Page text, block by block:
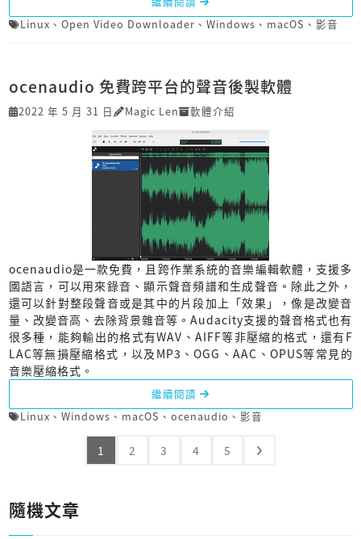
Linux 、 Open Video Downloader 、 Windows 、 macOS 、 影音
ocenaudio 免費跨平台的聲音後製軟體
2022 年 5 月 31 日 Magic Len 軟體介紹
ocenaudio是一款免費，且跨作業系統的音樂編輯軟體，支援多
國語言，可以用來錄音、顯示聲音頻譜和生成聲音。除此之外，
還可以針對整段聲音或是其中的片段加上「效果」，像是改變音
量、改變音高、去除背景雜音等。Audacity支援的聲音格式也有
很多種，能夠輸出的格式有WAV、AIFF等非壓縮的格式，還有F
LAC等無損壓縮格式，以及MP3、OGG、AAC、OPUS等常見的
音樂壓縮格式。
繼續閱讀
Linux 、 Windows 、 macOS 、 ocenaudio 、 影音
1 2 3 4 5
隨機文章